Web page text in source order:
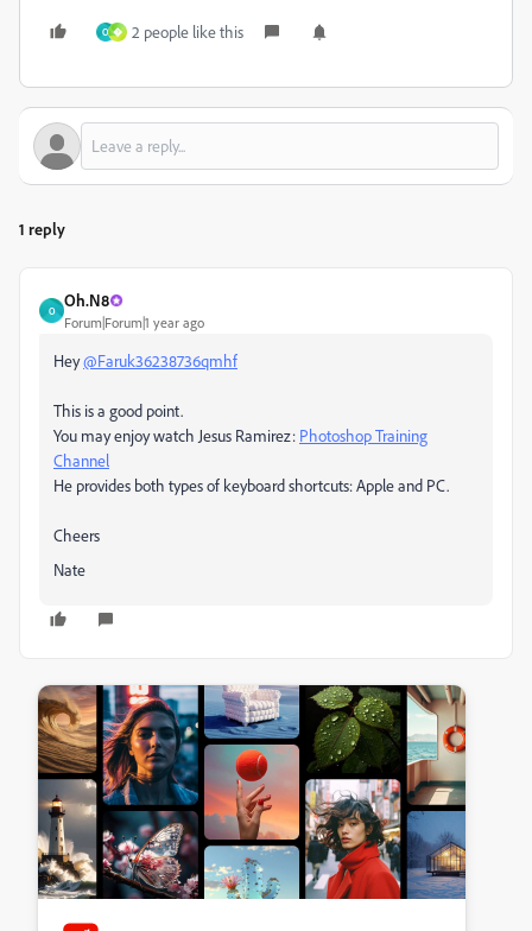
O � 2 people like this
1 reply
O
Oh.N8
Forum|Forum|1 year ago
Hey@Faruk36238736qmhf
This is a good point.
You may enjoy watch Jesus Ramirez: Photoshop Training
Channel
He provides both types of keyboard shortcuts: Apple and PC.
Cheers
Nate